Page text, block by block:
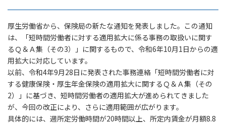
厚生労働省から、保険局の新たな通知を発表しました。この通知
は、「短時間労働者に対する適用拡大に係る事務の取扱いに関す
るＱ＆Ａ集（その3）」に関するもので、令和6年10月1日からの適
用拡大に対応しています。
以前、令和4年9月28日に発表された事務連絡「短時間労働者に対
する健康保険・厚生年金保険の適用拡大に関するＱ＆Ａ集（その
2）」に基づき、短時間労働者の適用拡大が進められてきました
が、今回の改正により、さらに適用範囲が広がります。
具体的には、週所定労働時間が20時間以上、所定内賃金が月額8.8